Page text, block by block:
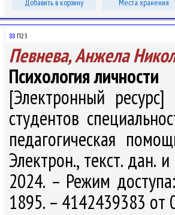
Добавить в корзину Места хранения
88 П23
Певнева, Анжела
Психология личности
[Электронный
студентов
педагогическая
Электрон., текст. дан.
2024. – Режим
1895. – 4142439383 от